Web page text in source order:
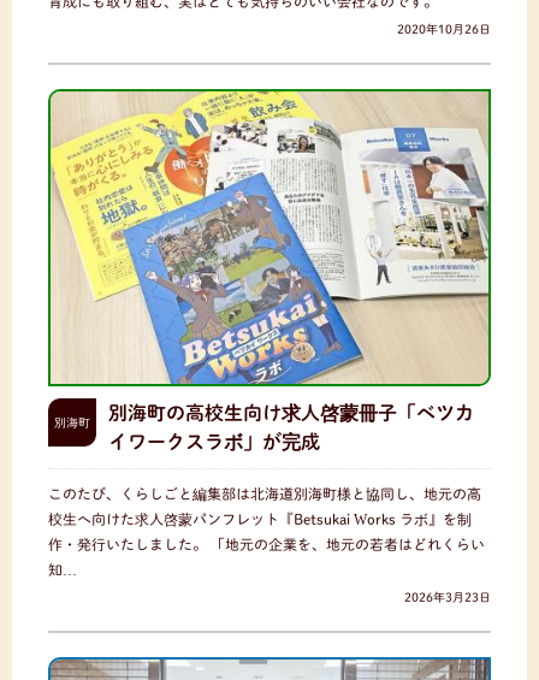
2020年10月26日
別海町
別海町の高校生向け求人啓蒙冊子「ベツカ
イワークスラボ」が完成
このたび、くらしごと編集部は北海道別海町様と協同し、地元の高
校生へ向けた求人啓蒙パンフレット『Betsukai Works ラボ』を制
作・発行いたしました。 「地元の企業を、地元の若者はどれくらい
知…
2026年3月23日